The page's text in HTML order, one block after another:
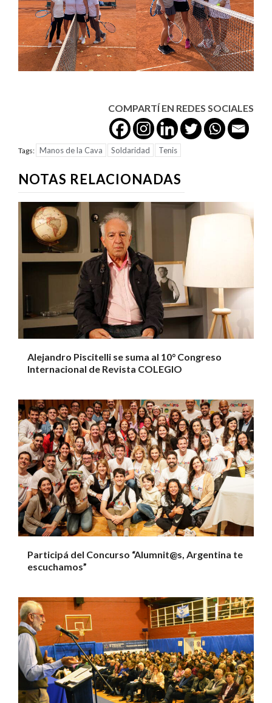
COMPARTÍ EN REDES SOCIALES
Tags: Manos de la Cava Soldaridad Tenis
NOTAS RELACIONADAS
Alejandro Piscitelli se suma al 10° Congreso
Internacional de Revista COLEGIO
Participá del Concurso “Alumnit@s, Argentina te
escuchamos”